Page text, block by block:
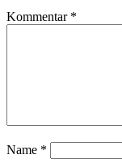
Kommentar *
Name *